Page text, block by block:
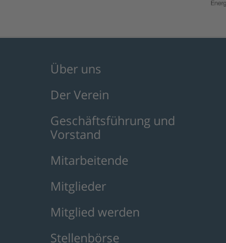
Über uns
Der Verein
Geschäftsführung und
Vorstand
Mitarbeitende
Mitglieder
Mitglied werden
Stellenbörse